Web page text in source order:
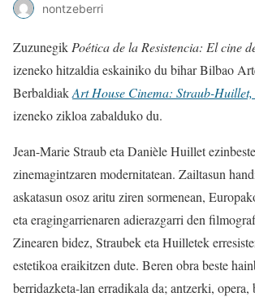
nontzeberri
Zuzunegik Poética de la Resistencia: El cine
izeneko hitzaldia eskainiko du bihar Bilbao
BerbaldiakArt House Cinema: Straub-Huillet,
izeneko zikloa zabalduko du.
Jean-Marie Straub eta Danièle Huillet
zinemagintzaren modernitatean. Zailtasun
askatasun osoz aritu ziren sormenean,
eta eragingarrienaren adierazgarri den
Zinearen bidez, Straubek eta Huilletek
estetikoa eraikitzen dute. Beren obra beste
berridazketa-lan erradikala da; antzerki, opera,